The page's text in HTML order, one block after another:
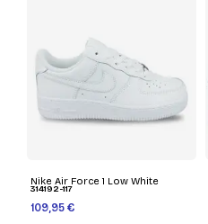
Nike Air Force 1 Low White
314192-117
109,95 €